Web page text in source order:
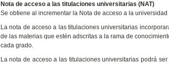
Nota de acceso a las titulaciones universitarias (NAT)
Se obtiene al incrementar la Nota de acceso a la
La nota de acceso a las titulaciones universitarias
de las materias que estén adscritas a la rama de
cada grado.
La nota de acceso a las titulaciones universitarias podrá